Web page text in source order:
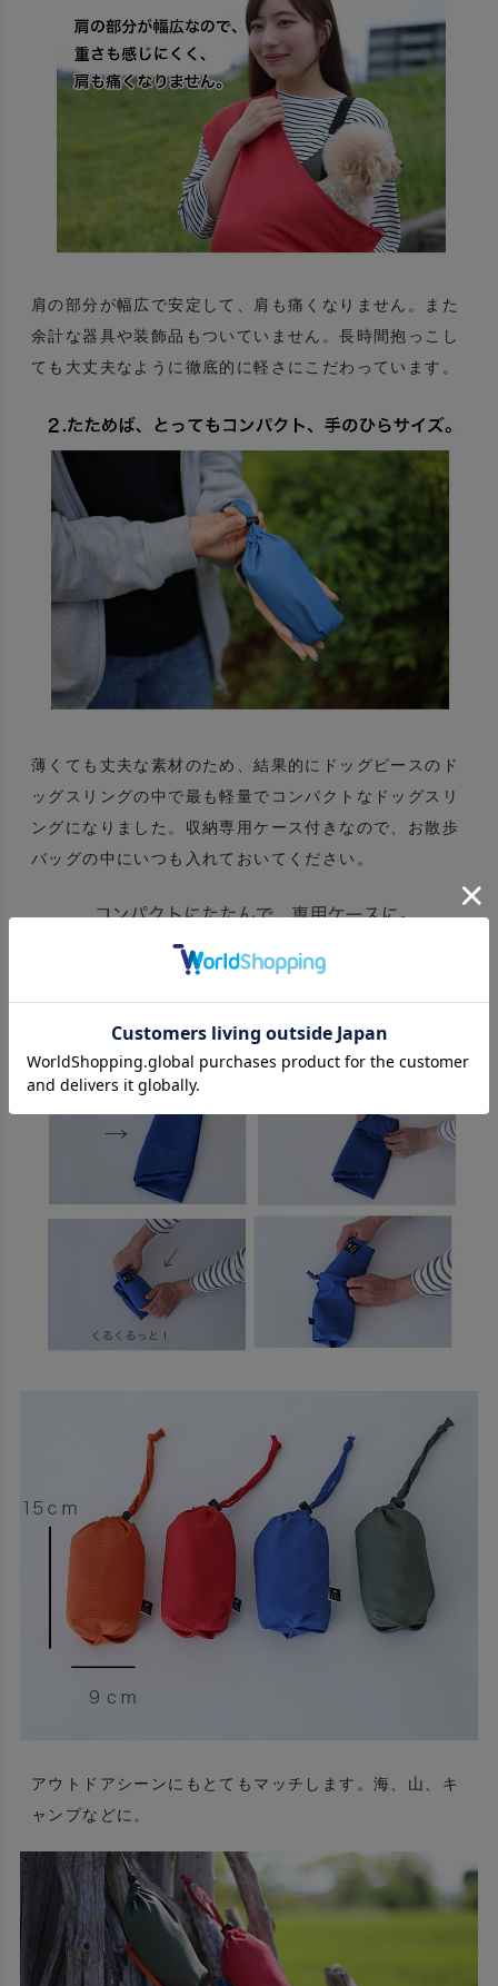
肩の部分が幅広で安定して、肩も痛くなりません。また
余計な器具や装飾品もついていません。長時間抱っこし
ても大丈夫なように徹底的に軽さにこだわっています。
薄くても丈夫な素材のため、結果的にドッグピースのド
ッグスリングの中で最も軽量でコンパクトなドッグスリ
ングになりました。収納専用ケース付きなので、お散歩
バッグの中にいつも入れておいてください。
アウトドアシーンにもとてもマッチします。海、山、キ
ャンプなどに。